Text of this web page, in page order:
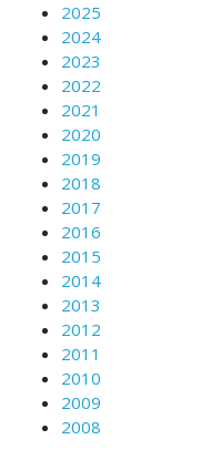
2025
2024
2023
2022
2021
2020
2019
2018
2017
2016
2015
2014
2013
2012
2011
2010
2009
2008